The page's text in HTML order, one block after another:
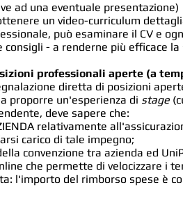
ad una eventuale presentazione)
un video-curriculum
può esaminare il CV e
- a renderne più efficace la
professionali aperte (a
diretta di posizioni
proporre un'esperienza di stage
deve sapere che:
relativamente
carico di tale impegno;
convenzione tra azienda ed
che permette di velocizzare i
l'importo del rimborso spese è